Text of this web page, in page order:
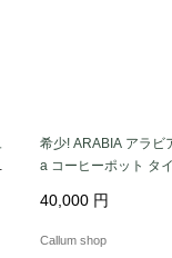
希少! ARABIA アラビ
a コーヒーポット タイ
テージ アンティーク
40,000 円
Callum shop